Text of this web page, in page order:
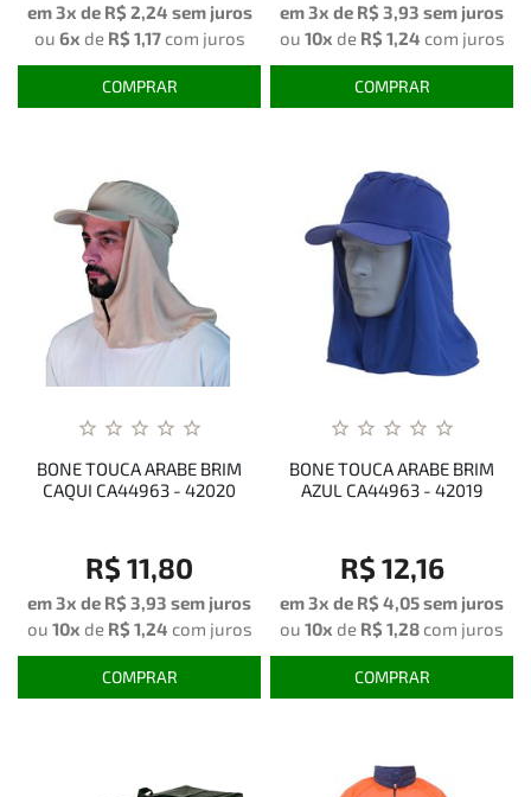
em 3x de R$ 2,24 sem juros
ou 6x de R$ 1,17 com juros
COMPRAR
em 3x de R$ 3,93 sem juros
ou 10x de R$ 1,24 com juros
COMPRAR
BONE TOUCA ARABE BRIM
CAQUI CA44963 - 42020
R$ 11,80
em 3x de R$ 3,93 sem juros
ou 10x de R$ 1,24 com juros
COMPRAR
BONE TOUCA ARABE BRIM
AZUL CA44963 - 42019
R$ 12,16
em 3x de R$ 4,05sem juros
ou 10x de R$ 1,28 com juros
COMPRAR